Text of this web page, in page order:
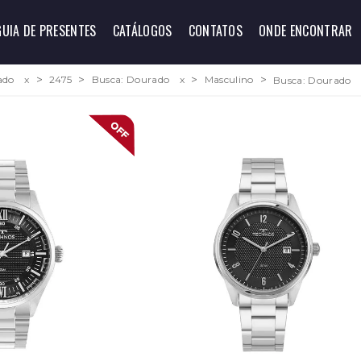
DE PRESENTES CATÁLOGOS CONTATOS ONDE ENCONTRAR
x 2475 Busca: Dourado x Masculino Busca: Dourado